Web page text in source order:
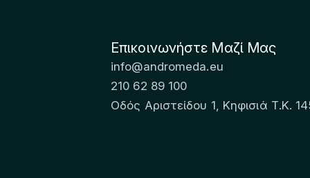
Επικοινωνήστε Μαζί Μας
info@andromeda.eu
210 62 89 100
Οδός Αριστείδου 1, Κηφισιά Τ.Κ.